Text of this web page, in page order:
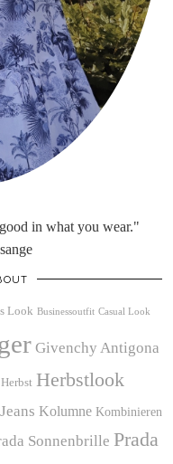
in what you wear."
Look Businessoutfit Casual Look
Givenchy Antigona
Herbst Herbstlook
Jeans Kolumne Kombinieren
Sonnenbrille Prada